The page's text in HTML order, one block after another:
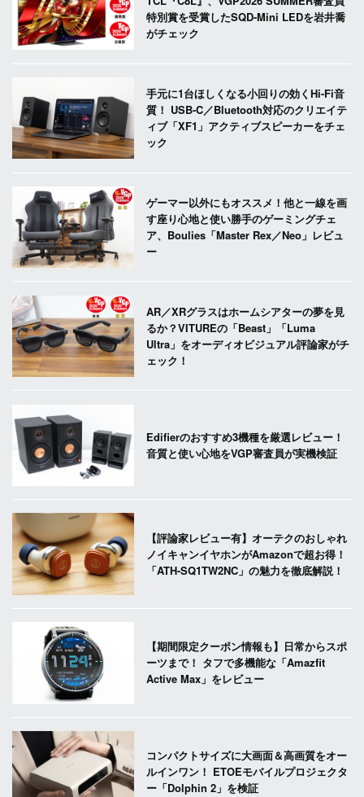
特別賞を受賞したSQD-Mini LEDを岩井喬
がチェック
手元に1台ほしくなる小回りの効くHi-Fi音
質！ USB-C／Bluetooth対応のクリエイテ
ィブ「XF1」アクティブスピーカーをチェ
ック
ゲーマー以外にもオススメ！他と一線を画
す座り心地と使い勝手のゲーミングチェ
ア、Boulies「Master Rex／Neo」レビュ
ー
AR／XRグラスはホームシアターの夢を見
るか？VITUREの「Beast」「Luma
Ultra」をオーディオビジュアル評論家がチ
ェック！
Edifierのおすすめ3機種を厳選レビュー！
音質と使い心地をVGP審査員が実機検証
【評論家レビュー有】オーテクのおしゃれ
ノイキャンイヤホンがAmazonで超お得！
「ATH-SQ1TW2NC」の魅力を徹底解説！
【期間限定クーポン情報も】日常からスポ
ーツまで！ タフで多機能な「Amazfit
Active Max」をレビュー
コンパクトサイズに大画面＆高画質をオー
ルインワン！ ETOEモバイルプロジェクタ
ー「Dolphin 2」を検証